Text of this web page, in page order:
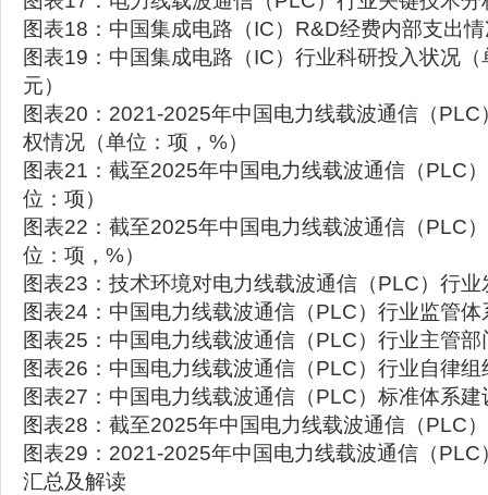
图表18：中国集成电路（IC）R&D经费内部支出
图表19：中国集成电路（IC）行业科研投入状况
元）
图表20：2021-2025年中国电力线载波通信（PLC
权情况（单位：项，%）
图表21：截至2025年中国电力线载波通信（PLC
位：项）
图表22：截至2025年中国电力线载波通信（PLC
位：项，%）
图表23：技术环境对电力线载波通信（PLC）行
图表24：中国电力线载波通信（PLC）行业监管体
图表25：中国电力线载波通信（PLC）行业主管部
图表26：中国电力线载波通信（PLC）行业自律组
图表27：中国电力线载波通信（PLC）标准体系建
图表28：截至2025年中国电力线载波通信（PLC
图表29：2021-2025年中国电力线载波通信（PLC
汇总及解读